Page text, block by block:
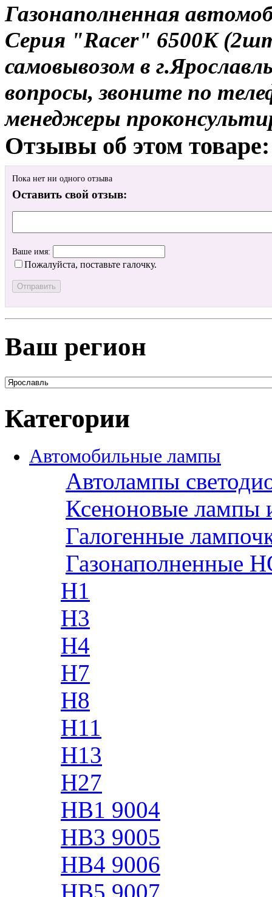
Газонаполненная
Серия "Racer" 6500K
самовывозом в
вопросы, звоните по
менеджеры
Отзывы об этом товаре:
Пока нет ни одного отзыва
Оставить свой отзыв:
Ваше имя:
Пожалуйста, поставьте галочку.
Ваш регион
Категории
Автомобильные лампы
Автолампы
Ксеноновые лампы
Галогенные
Газонаполненные
H1
H3
H4
H7
H8
H11
H13
H27
HB1 9004
HB3 9005
HB4 9006
HB5 9007